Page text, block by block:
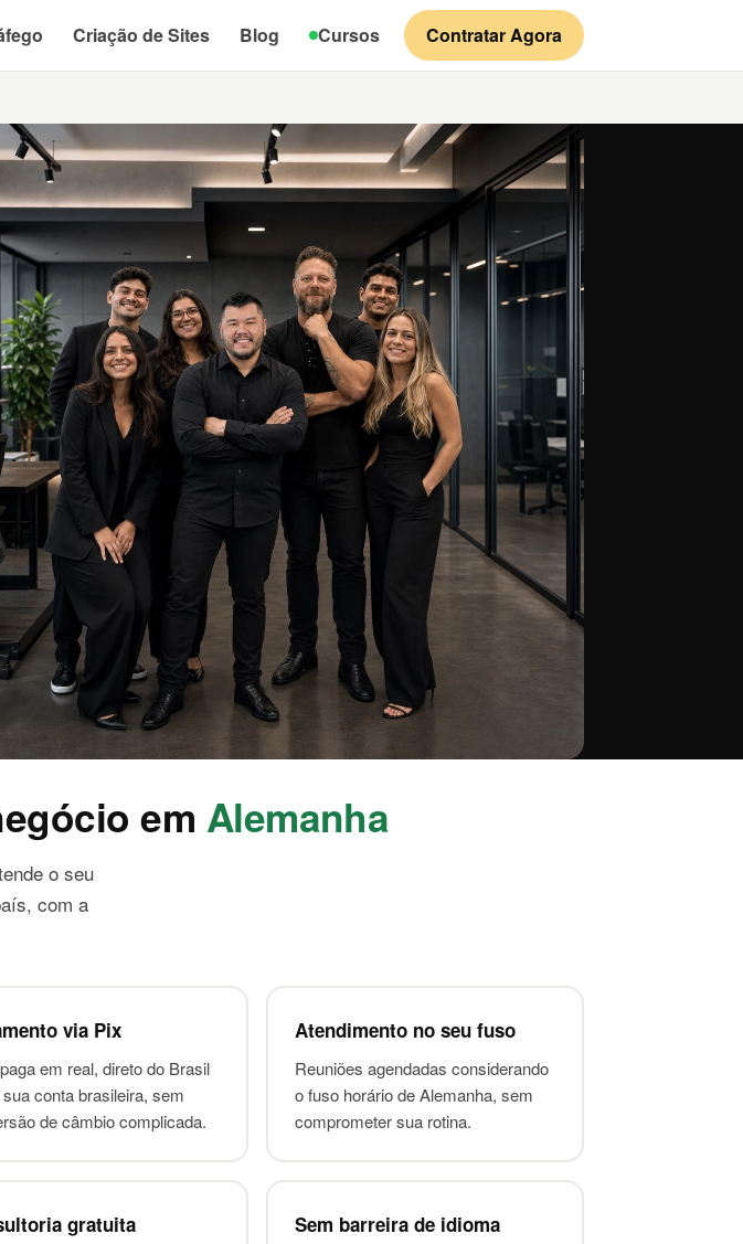
Criação de Sites Blog Cursos Contratar Agora
em Alemanha
o seu
com a
via Pix
em real, direto do Brasil
conta brasileira, sem
de câmbio complicada.
Atendimento no seu fuso
Reuniões agendadas considerando
o fuso horário de Alemanha, sem
comprometer sua rotina.
gratuita Sem barreira de idioma